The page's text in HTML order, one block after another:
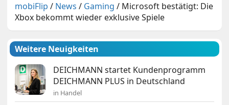
mobiFlip / News / Gaming / Microsoft bestätigt: Die
Xbox bekommt wieder exklusive Spiele
Weitere Neuigkeiten
DEICHMANN startet Kundenprogramm
DEICHMANN PLUS in Deutschland
in Handel